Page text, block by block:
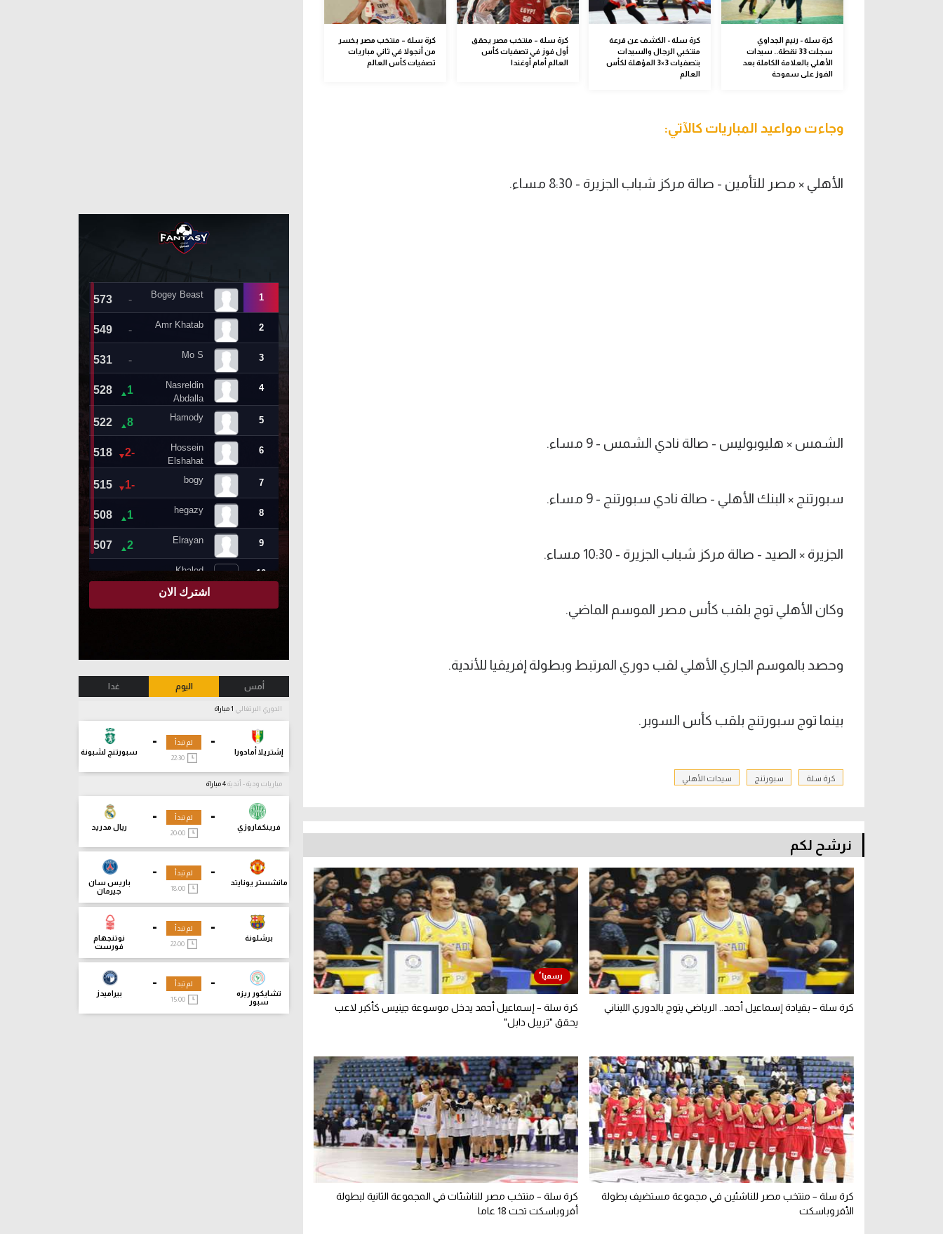
كرة سلة - رنيم الجداوي
سجلت 33 نقطة.. سيدات
الأهلي بالعلامة الكاملة بعد
الفوز على سموحة
كرة سلة - الكشف عن قرعة
منتخبي الرجال والسيدات
بتصفيات 3×3 المؤهلة لكأس
العالم
كرة سلة – منتخب مصر يحقق
أول فوز في تصفيات كأس
العالم أمام أوغندا
كرة سلة – منتخب مصر يخسر
من أنجولا في ثاني مباريات
تصفيات كأس العالم
وجاءت مواعيد المباريات كالآتي:
الأهلي × مصر للتأمين - صالة مركز شباب الجزيرة - 8:30 مساء.
الشمس × هليوبوليس - صالة نادي الشمس - 9 مساء.
سبورتنج × البنك الأهلي - صالة نادي سبورتنج - 9 مساء.
الجزيرة × الصيد - صالة مركز شباب الجزيرة - 10:30 مساء.
وكان الأهلي توج بلقب كأس مصر الموسم الماضي.
وحصد بالموسم الجاري الأهلي لقب دوري المرتبط وبطولة إفريقيا للأندية.
بينما توج سبورتنج بلقب كأس السوبر.
كرة سلة سبورتنج سيدات الأهلي
نرشح لكم
كرة سلة – بقيادة إسماعيل أحمد.. الرياضي يتوج بالدوري اللبناني
كرة سلة – إسماعيل أحمد يدخل موسوعة جينيس كأكبر لاعب
يحقق "تريبل دابل"
كرة سلة – منتخب مصر للناشئين في مجموعة مستضيف بطولة
الأفروباسكت
كرة سلة – منتخب مصر للناشئات في المجموعة الثانية لبطولة
أفروباسكت تحت 18 عاما
أمس اليوم غدا
الدوري البرتغالي
-
إشتريلا أمادورا
-
سبورتنج لشبونة
لم تبدأ
22:30
مباريات ودية - أندية
-
فرينكفاروزي
-
ريال مدريد
لم تبدأ
20:00
-
مانشستر يونايتد
-
باريس سان
جيرمان
لم تبدأ
18:00
-
برشلونة
-
نوتنجهام
فورست
لم تبدأ
-
تشايكور ريزه
سبور
-
بيراميدز
لم تبدأ
15:00